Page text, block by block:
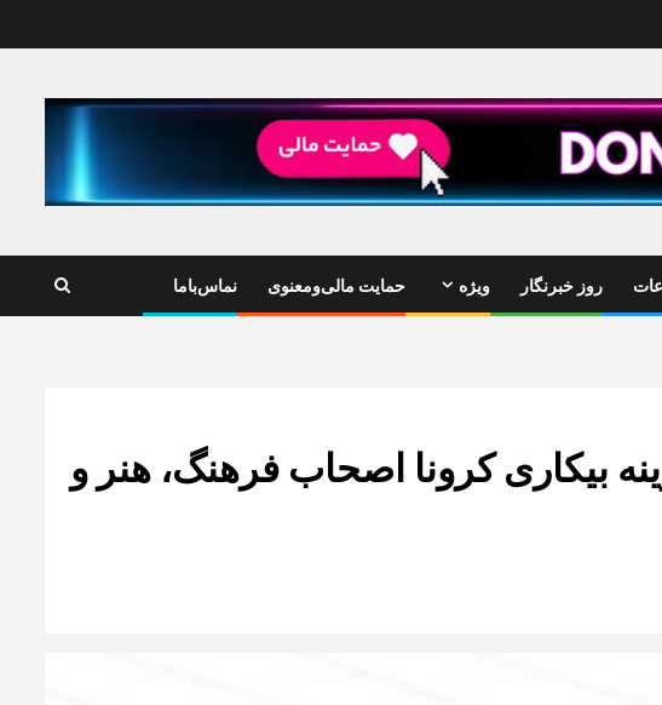
روز خبرنگار ویژه حمایت مالی‌ومعنوی نماس‌باما
بیکاری کرونا اصحاب فرهنگ، هنر و